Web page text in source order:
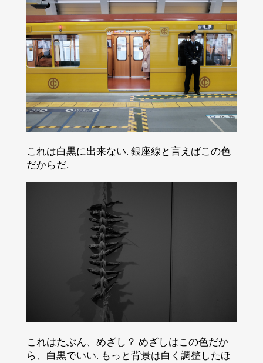
これは白黒に出来ない. 銀座線と言えばこの色
だからだ.
これはたぶん、めざし？ めざしはこの色だか
ら、白黒でいい. もっと背景は白く調整したほ